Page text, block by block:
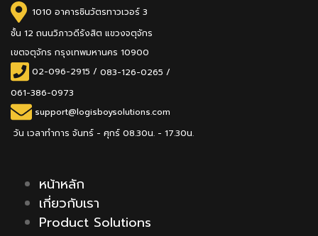
1010 อาคารชินวัตรทาวเวอร์ 3
ชั้น 12 ถนนวิภาวดีรังสิต แขวงจตุจักร
เขตจตุจักร กรุงเทพมหานคร 10900
02-096-2915/083-126-0265 /
061-386-0973
support@logisboysolutions.com
วัน เวลาทำการ จันทร์ - ศุกร์ 08.30น. - 17.30น.
หน้าหลัก
เกี่ยวกับเรา
Product Solutions